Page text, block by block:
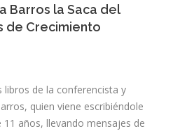
Barros la Saca del
de Crecimiento
de la conferencista y
quien viene escribiéndole
años, llevando mensajes de